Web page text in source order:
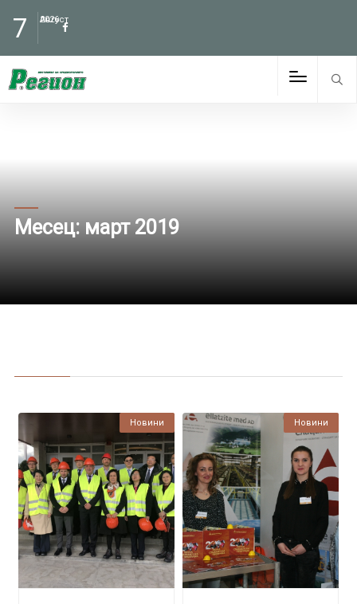
7 Август
2026
Месец:март 2019
Новини Новини